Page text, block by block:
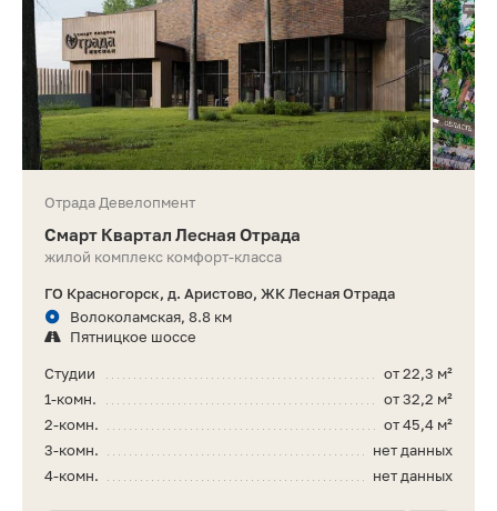
Отрада Девелопмент
Смарт Квартал Лесная Отрада
жилой комплекс комфорт-класса
ГО Красногорск, д. Аристово, ЖК Лесная Отрада
Волоколамская, 8.8 км
Пятницкое шоссе
от 22,3 м²
Студии
от 32,2 м²
1-комн.
от 45,4 м²
2-комн.
нет данных
3-комн.
нет данных
4-комн.